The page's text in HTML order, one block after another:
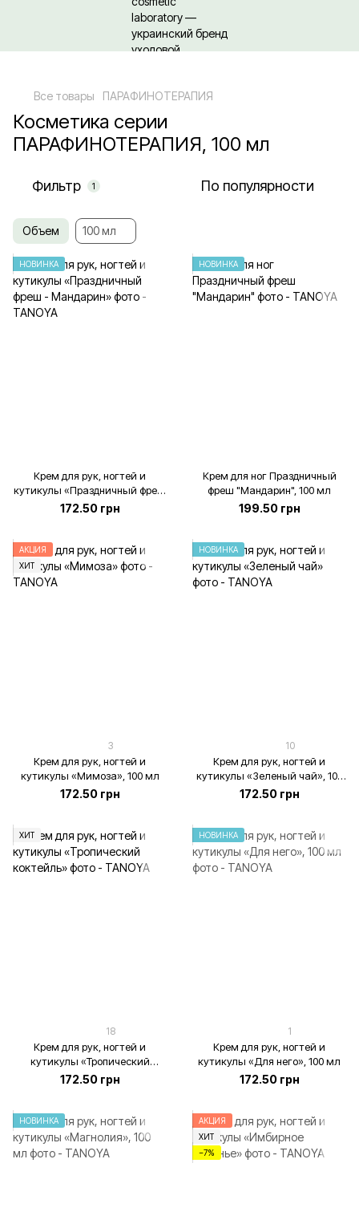
Все товары ПАРАФИНОТЕРАПИЯ
Косметика серии
ПАРАФИНОТЕРАПИЯ, 100 мл
Фильтр 1 По популярности
Объем 100 мл
НОВИНКА
Крем для рук, ногтей и
кутикулы «Праздничный фреш
- Мандарин», 100 мл
172.50 грн
НОВИНКА
Крем для ног Праздничный
фреш "Мандарин", 100 мл
199.50 грн
АКЦИЯ
ХИТ
3
Крем для рук, ногтей и
кутикулы «Мимоза», 100 мл
172.50 грн
НОВИНКА
10
Крем для рук, ногтей и
кутикулы «Зеленый чай», 100
мл
172.50 грн
ХИТ
18
Крем для рук, ногтей и
кутикулы «Тропический
коктейль», 100 мл
172.50 грн
НОВИНКА
1
Крем для рук, ногтей и
кутикулы «Для него», 100 мл
172.50 грн
НОВИНКА
АКЦИЯ
ХИТ
−7%